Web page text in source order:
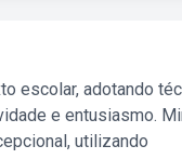
escolar, adotando
e entusiasmo.
utilizando